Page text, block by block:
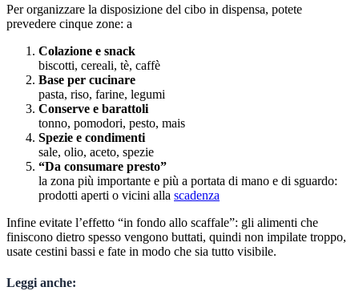
Per organizzare la disposizione del cibo in dispensa, potete
prevedere cinque zone: a
Colazione e snack
biscotti, cereali, tè, caffè
Base per cucinare
pasta, riso, farine, legumi
Conserve e barattoli
tonno, pomodori, pesto, mais
Spezie e condimenti
sale, olio, aceto, spezie
“Da consumare presto”
la zona più importante e più a portata di mano e di sguardo:
prodotti aperti o vicini alla scadenza
Infine evitate l’effetto “in fondo allo scaffale”: gli alimenti che
finiscono dietro spesso vengono buttati, quindi non impilate troppo,
usate cestini bassi e fate in modo che sia tutto visibile.
Leggi anche: